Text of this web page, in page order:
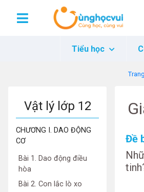
Tiểu học
Vật lý lớp 12
CHƯƠNG I. DAO ĐỘNG
CƠ
Bài 1. Dao động điều
hòa
Bài 2. Con lắc lò xo
Đề